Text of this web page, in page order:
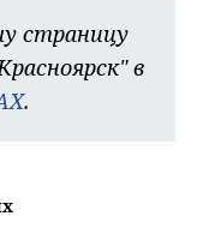
страницу
в
.